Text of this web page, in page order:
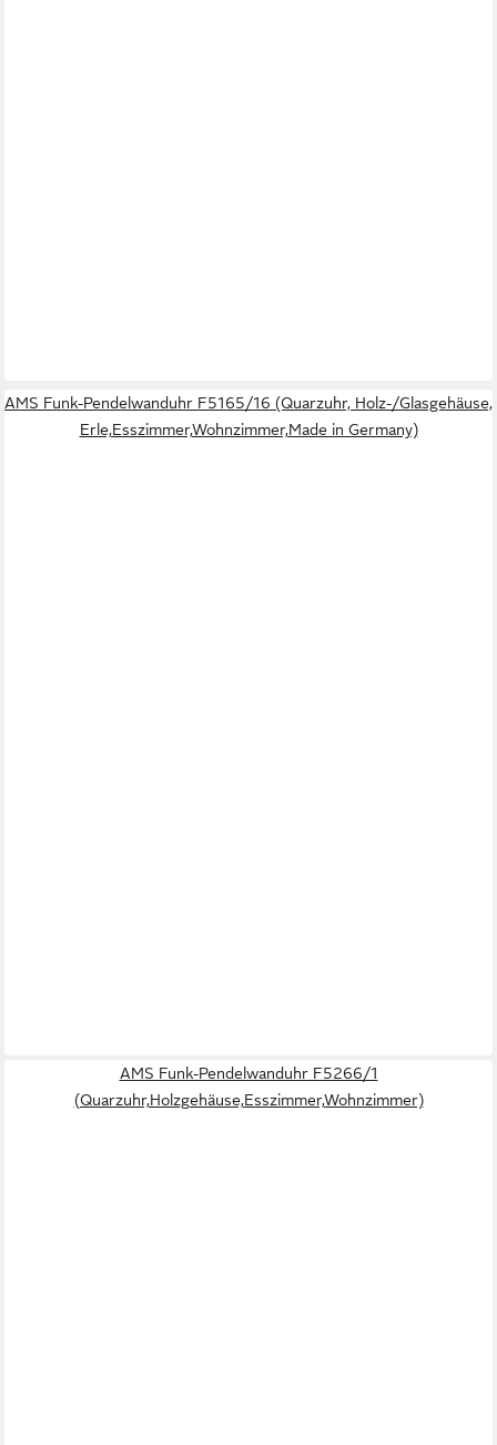
AMS Funk-Pendelwanduhr F5165/16 (Quarzuhr, Holz-/Glasgehäuse,
Erle,Esszimmer,Wohnzimmer,Made in Germany)
AMS Funk-Pendelwanduhr F5266/1
(Quarzuhr,Holzgehäuse,Esszimmer,Wohnzimmer)